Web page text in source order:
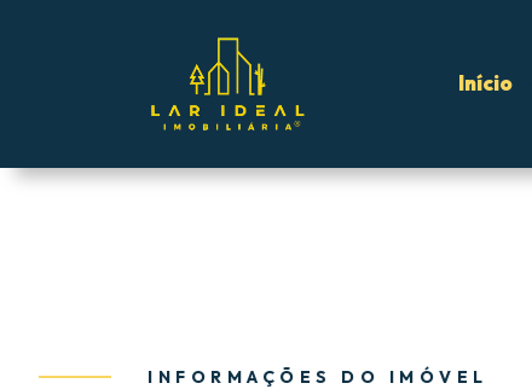
Início
INFORMAÇÕES DO IMÓVEL